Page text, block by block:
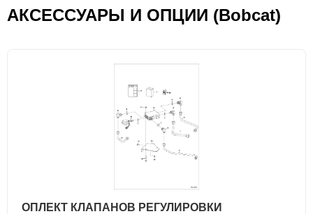
АКСЕСCУАРЫ И ОПЦИИ (Bobcat)
ОПЛЕКТ КЛАПАНОВ РЕГУЛИРОВКИ